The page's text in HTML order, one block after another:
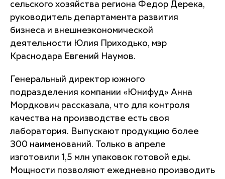
сельского хозяйства региона Федор Дерека,
руководитель департамента развития
бизнеса и внешнеэкономической
деятельности Юлия Приходько, мэр
Краснодара Евгений Наумов.
Генеральный директор южного
подразделения компании «Юнифуд» Анна
Мордкович рассказала, что для контроля
качества на производстве есть своя
лаборатория. Выпускают продукцию более
300 наименований. Только в апреле
изготовили 1,5 млн упаковок готовой еды.
Мощности позволяют ежедневно производить